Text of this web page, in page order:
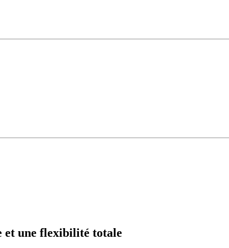
et une flexibilité totale